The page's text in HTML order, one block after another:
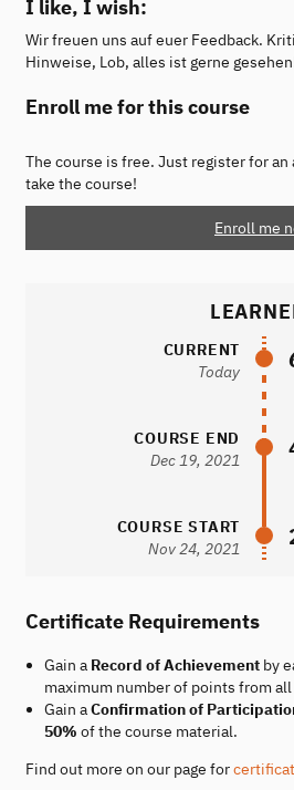
I like, I wish:
Wir freuen uns auf euer Feedback.
Hinweise, Lob, alles ist gerne
Enroll me for this course
The course is free. Just register for an
take the course!
Enroll me
CURRENT
Today
COURSE END
Dec 19, 2021
COURSE START
Nov 24, 2021
Certificate Requirements
Gain a Record of Achievementby
maximum number of points from
Gain aConfirmation of
50% of the course material.
Find out more on our page for